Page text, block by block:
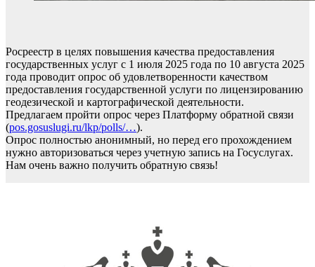
Росреестр в целях повышения качества предоставления
государственных услуг с 1 июля 2025 года по 10 августа 2025
года проводит опрос об удовлетворенности качеством
предоставления государственной услуги по лицензированию
геодезической и картографической деятельности.
Предлагаем пройти опрос через Платформу обратной связи
(pos.gosuslugi.ru/lkp/polls/…).
Опрос полностью анонимный, но перед его прохождением
нужно авторизоваться через учетную запись на Госуслугах.
Нам очень важно получить обратную связь!